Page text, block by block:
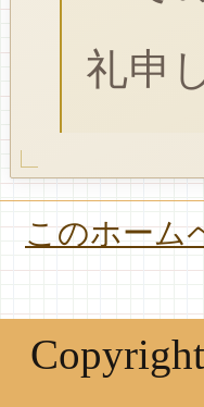
礼申
このホーム